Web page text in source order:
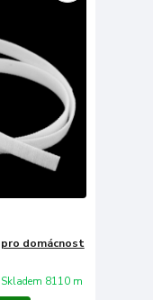
pro domácnost
Skladem 8110 m